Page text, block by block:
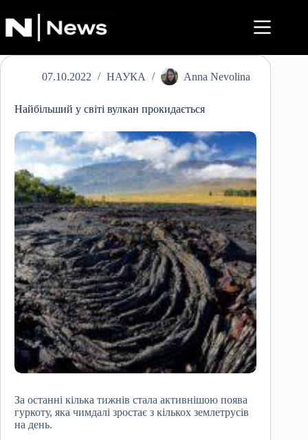
до
вмісту
07.10.2022 НАУКА Anna Nevolina
Найбільший у світі вулкан прокидається
За останні кілька тижнів стала активнішою поява
гуркоту, яка чимдалі зростає з кількох землетрусів
на день.